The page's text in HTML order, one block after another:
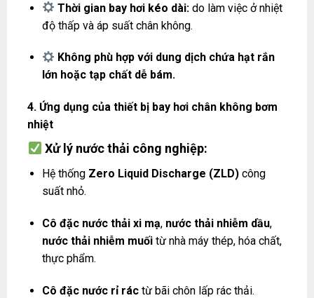
Thời gian bay hơi kéo dài: do làm việc ở nhiệt
độ thấp và áp suất chân không.
Không phù hợp với dung dịch chứa hạt rắn
lớn hoặc tạp chất dễ bám.
4. Ứng dụng của thiết bị bay hơi chân không bơm
nhiệt
Xử lý nước thải công nghiệp:
Hệ thống Zero Liquid Discharge (ZLD) công
suất nhỏ.
Cô đặc nước thải xi mạ, nước thải nhiễm dầu,
nước thải nhiễm muối từ nhà máy thép, hóa chất,
thực phẩm.
Cô đặc nước rỉ rác từ bãi chôn lấp rác thải.